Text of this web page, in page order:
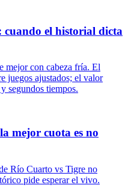
cuando el historial dicta
mejor con cabeza fría. El
juegos ajustados; el valor
segundos tiempos.
mejor cuota es no
Río Cuarto vs Tigre no
pide esperar el vivo.